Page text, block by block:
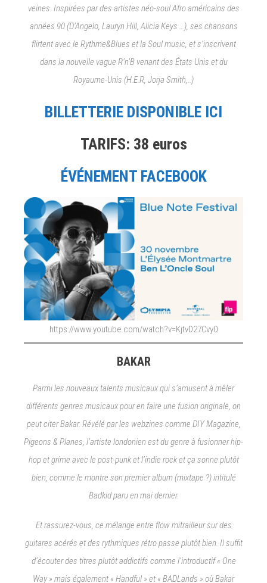
veines. Inspirées par des artistes néo-soul Afro américains des
années 90 (D’Angelo, Lauryn Hill, Alicia Keys …), ses chansons
flirtent avec le Rythme&Blues et la Soul music, et s’inscrivent
dans la nouvelle vague R’n’B venant des États Unis et du
Royaume-Unis (H.E.R, Jorja Smith,..)
BILLETTERIE DISPONIBLE ICI
TARIFS: 38 euros
ÉVÉNEMENT FACEBOOK
https://www.youtube.com/watch?v=KjtvD27Cvy0
BAKAR
Parmi les nouveaux talents musicaux qui s’amusent à mêler
différents genres musicaux pour en faire une fusion originale, on
peut citer Bakar. Révélé par les webzines comme DIY Magazine,
Pigeons & Planes, l’artiste londonien est du genre à fusionner hip-
hop et grime avec le post-punk et l’indie rock et ça sonne plutôt
bien, comme le montre son premier album (mixtape ?) intitulé
Badkid paru en mai dernier.
Et rassurez-vous, ce mélange entre flow mitrailleur sur des
guitares acérés et des rythmiques rétro passe plutôt bien. Il suffit
d’écouter des titres plutôt addictifs comme l’introductif « One
Way » mais également « Handful » et « BADLands » où Bakar